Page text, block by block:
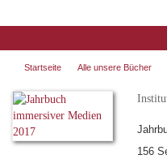
Startseite Alle unsere Bücher
156